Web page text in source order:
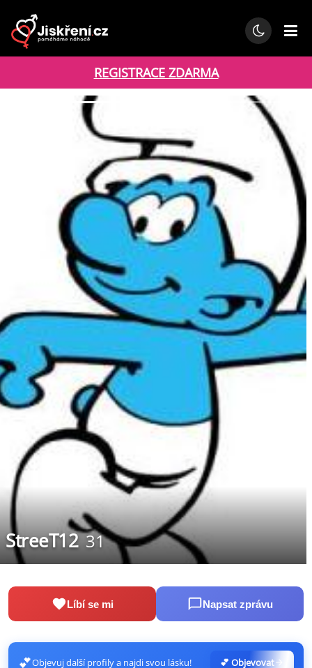
REGISTRACE ZDARMA
StreeT12 31
Líbí se mi Napsat zprávu
💕Objevuj další profily a najdi svou lásku! 💕 Objevovat